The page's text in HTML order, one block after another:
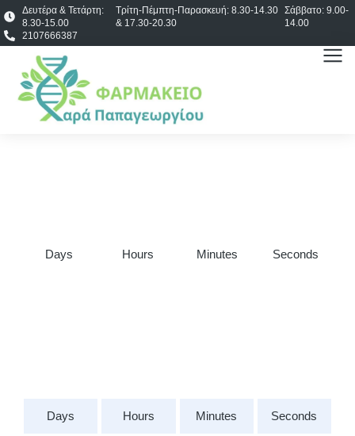
Δευτέρα & Τετάρτη:
8.30-15.00
Τρίτη-Πέμπτη-Παρασκευή: 8.30-14.30
& 17.30-20.30
Σάββατο: 9.00-
14.00
2107666387
Days Hours Minutes Seconds
Days Hours Minutes Seconds